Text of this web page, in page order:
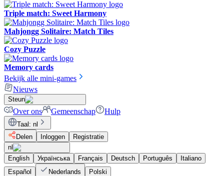
Triple match: Sweet Harmony
Mahjongg Solitaire: Match Tiles
Cozy Puzzle
Memory cards
Bekijk alle mini-games
Nieuws
Steun
Over ons Gemeenschap Hulp
Taal : nl
Delen
Inloggen
Registratie
nl
English
Українська Français Deutsch Português
Italiano
Español
Nederlands Polski